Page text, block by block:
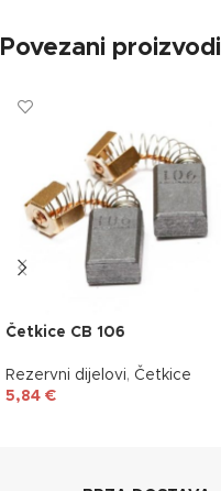
Povezani proizvodi
Četkice CB 106
Rezervni dijelovi, Četkice
5,84 €